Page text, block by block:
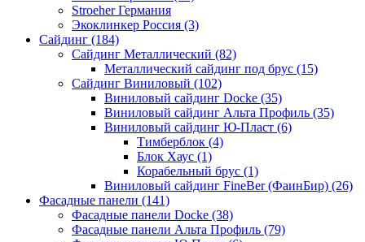
Stroeher Германия
Экоклинкер Россия (3)
Сайдинг (184)
Сайдинг Металлический (82)
Металлический сайдинг под брус (15)
Сайдинг Виниловый (102)
Виниловый сайдинг Docke (35)
Виниловый сайдинг Альта Профиль (35)
Виниловый сайдинг Ю-Пласт (6)
Тимберблок (4)
Блок Хаус (1)
Корабельный брус (1)
Виниловый сайдинг FineBer (ФаинБир) (26)
Фасадные панели (141)
Фасадные панели Docke (38)
Фасадные панели Альта Профиль (79)